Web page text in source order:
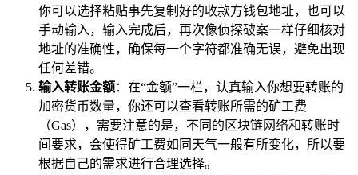
你可以选择粘贴事先复制好的收款方钱包地址，也可以
手动输入，输入完成后，再次像侦探破案一样仔细核对
地址的准确性，确保每一个字符都准确无误，避免出现
任何差错。
输入转账金额：在“金额”一栏，认真输入你想要转账的
加密货币数量，你还可以查看转账所需的矿工费
（Gas），需要注意的是，不同的区块链网络和转账时
间要求，会使得矿工费如同天气一般有所变化，所以要
根据自己的需求进行合理选择。